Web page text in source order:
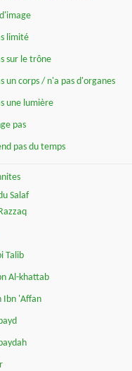
limité
sur le trône
un corps / n'a pas d'organes
une lumière
pas
pas du temps
Salaf
Talib
Al-khattab
Ibn 'Affan